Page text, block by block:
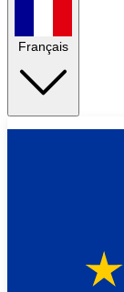
Français